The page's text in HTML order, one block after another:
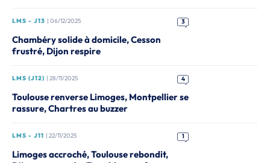
LMS - J13 | 06/12/2025 3
Chambéry solide à domicile, Cesson
frustré, Dijon respire
LMS (J12) | 28/11/2025 4
Toulouse renverse Limoges, Montpellier se
rassure, Chartres au buzzer
LMS - J11 | 22/11/2025 1
Limoges accroché, Toulouse rebondit,